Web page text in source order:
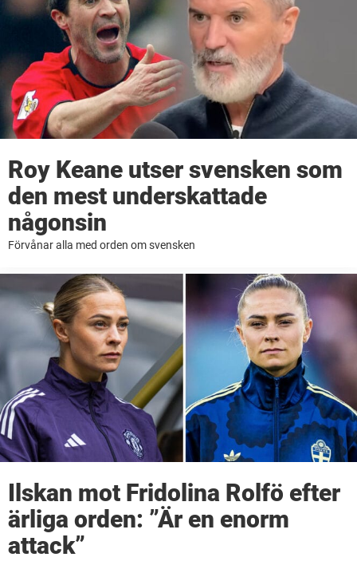
Roy Keane utser svensken som
den mest underskattade
någonsin
Förvånar alla med orden om svensken
Ilskan mot Fridolina Rolfö efter
ärliga orden: ”Är en enorm
attack”